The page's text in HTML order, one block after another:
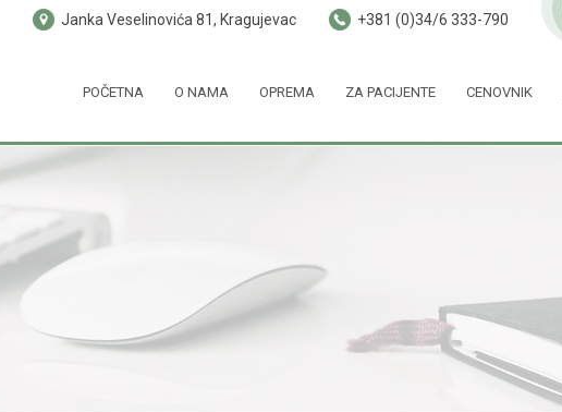
Janka Veselinovića 81, Kragujevac +381 (0)34/6 333-790
POČETNA O NAMA OPREMA ZA PACIJENTE CENOVNIK